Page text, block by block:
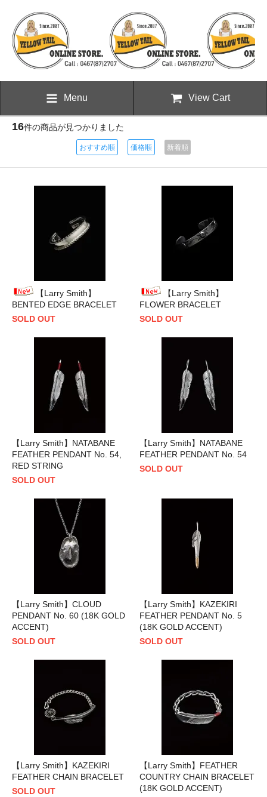
Menu View Cart
16件の商品が見つかりました
おすすめ順 価格順 新着順
【Larry Smith】
BENTED EDGE BRACELET
SOLD OUT
【Larry Smith】
FLOWER BRACELET
SOLD OUT
【Larry Smith】NATABANE
FEATHER PENDANT No. 54,
RED STRING
SOLD OUT
【Larry Smith】NATABANE
FEATHER PENDANT No. 54
SOLD OUT
【Larry Smith】CLOUD
PENDANT No. 60 (18K GOLD
ACCENT)
SOLD OUT
【Larry Smith】KAZEKIRI
FEATHER PENDANT No. 5
(18K GOLD ACCENT)
SOLD OUT
【Larry Smith】KAZEKIRI
FEATHER CHAIN BRACELET
SOLD OUT
【Larry Smith】FEATHER
COUNTRY CHAIN BRACELET
(18K GOLD ACCENT)